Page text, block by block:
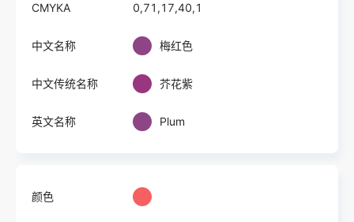
CMYKA 0,71,17,40,1
中文名称 梅红色
中文传统名称 芥花紫
英文名称 Plum
颜色